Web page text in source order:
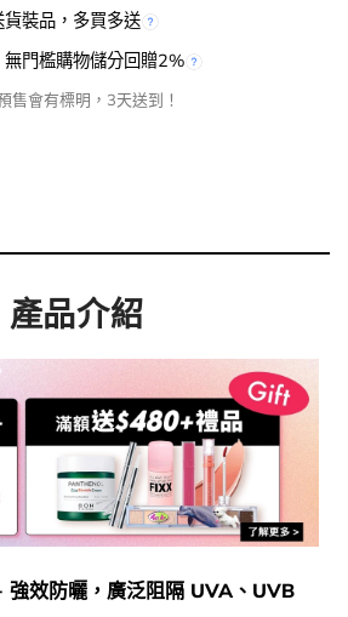
貨裝品，多買多送
無門檻購物儲分回贈2%
售會有標明，3天送到！
產品介紹
效防曬，廣泛阻隔 UVA、UVB